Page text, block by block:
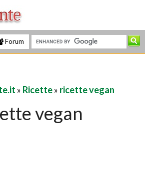
Forum
» Ricette» ricette vegan
vegan